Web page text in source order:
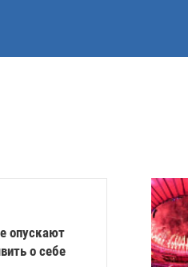
опускают
о себе